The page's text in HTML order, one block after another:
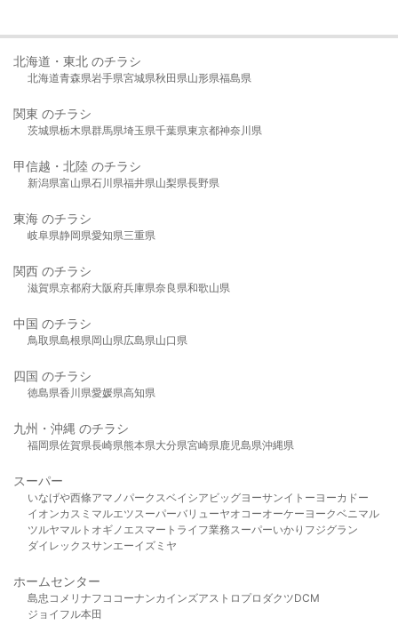
北海道・東北 のチラシ
北海道青森県岩手県宮城県秋田県山形県福島県
関東 のチラシ
茨城県栃木県群馬県埼玉県千葉県東京都神奈川県
甲信越・北陸 のチラシ
新潟県富山県石川県福井県山梨県長野県
東海 のチラシ
岐阜県静岡県愛知県三重県
関西 のチラシ
滋賀県京都府大阪府兵庫県奈良県和歌山県
中国 のチラシ
鳥取県島根県岡山県広島県山口県
四国 のチラシ
徳島県香川県愛媛県高知県
九州・沖縄 のチラシ
福岡県佐賀県長崎県熊本県大分県宮崎県鹿児島県沖縄県
スーパー
いなげや西條アマノパークスベイシア ビッグヨーサンイトーヨーカドー
イオンカスミ マルエツスーパーバリューヤオコーオーケー ヨークベニマル
ツルヤマルト オギノ エスマート ライフ業務スーパーいかり フジグラン
ダイレックスサンエーイズミヤ
ホームセンター
島忠 コメリ ナフコ コーナンカインズアストロプロダクツDCM
ジョイフル本田